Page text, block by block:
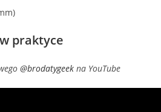
praktyce
@brodatygeek na YouTube